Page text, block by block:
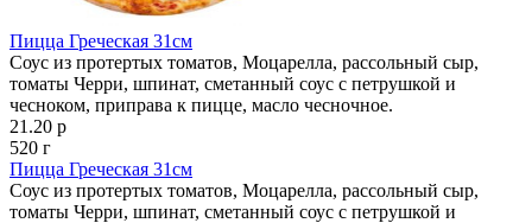
Пицца Греческая 31см
Соус из протертых томатов, Моцарелла, рассольный сыр,
томаты Черри, шпинат, сметанный соус с петрушкой и
чесноком, приправа к пицце, масло чесночное.
21.20 р
520 г
Пицца Греческая 31см
Соус из протертых томатов, Моцарелла, рассольный сыр,
томаты Черри, шпинат, сметанный соус с петрушкой и